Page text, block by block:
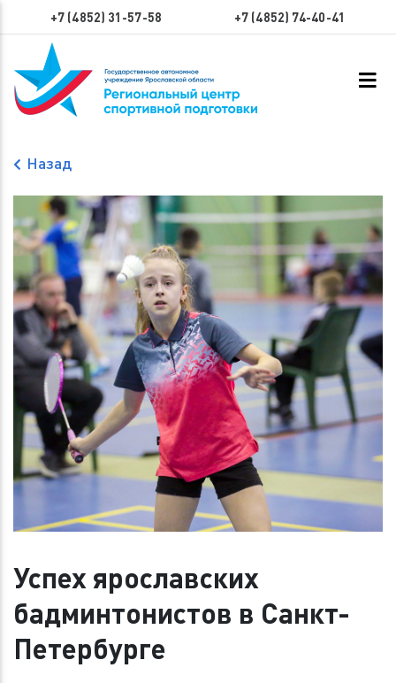
+7 (4852) 31-57-58 +7 (4852) 74-40-41
Назад
Успех ярославских
бадминтонистов в Санкт-
Петербурге